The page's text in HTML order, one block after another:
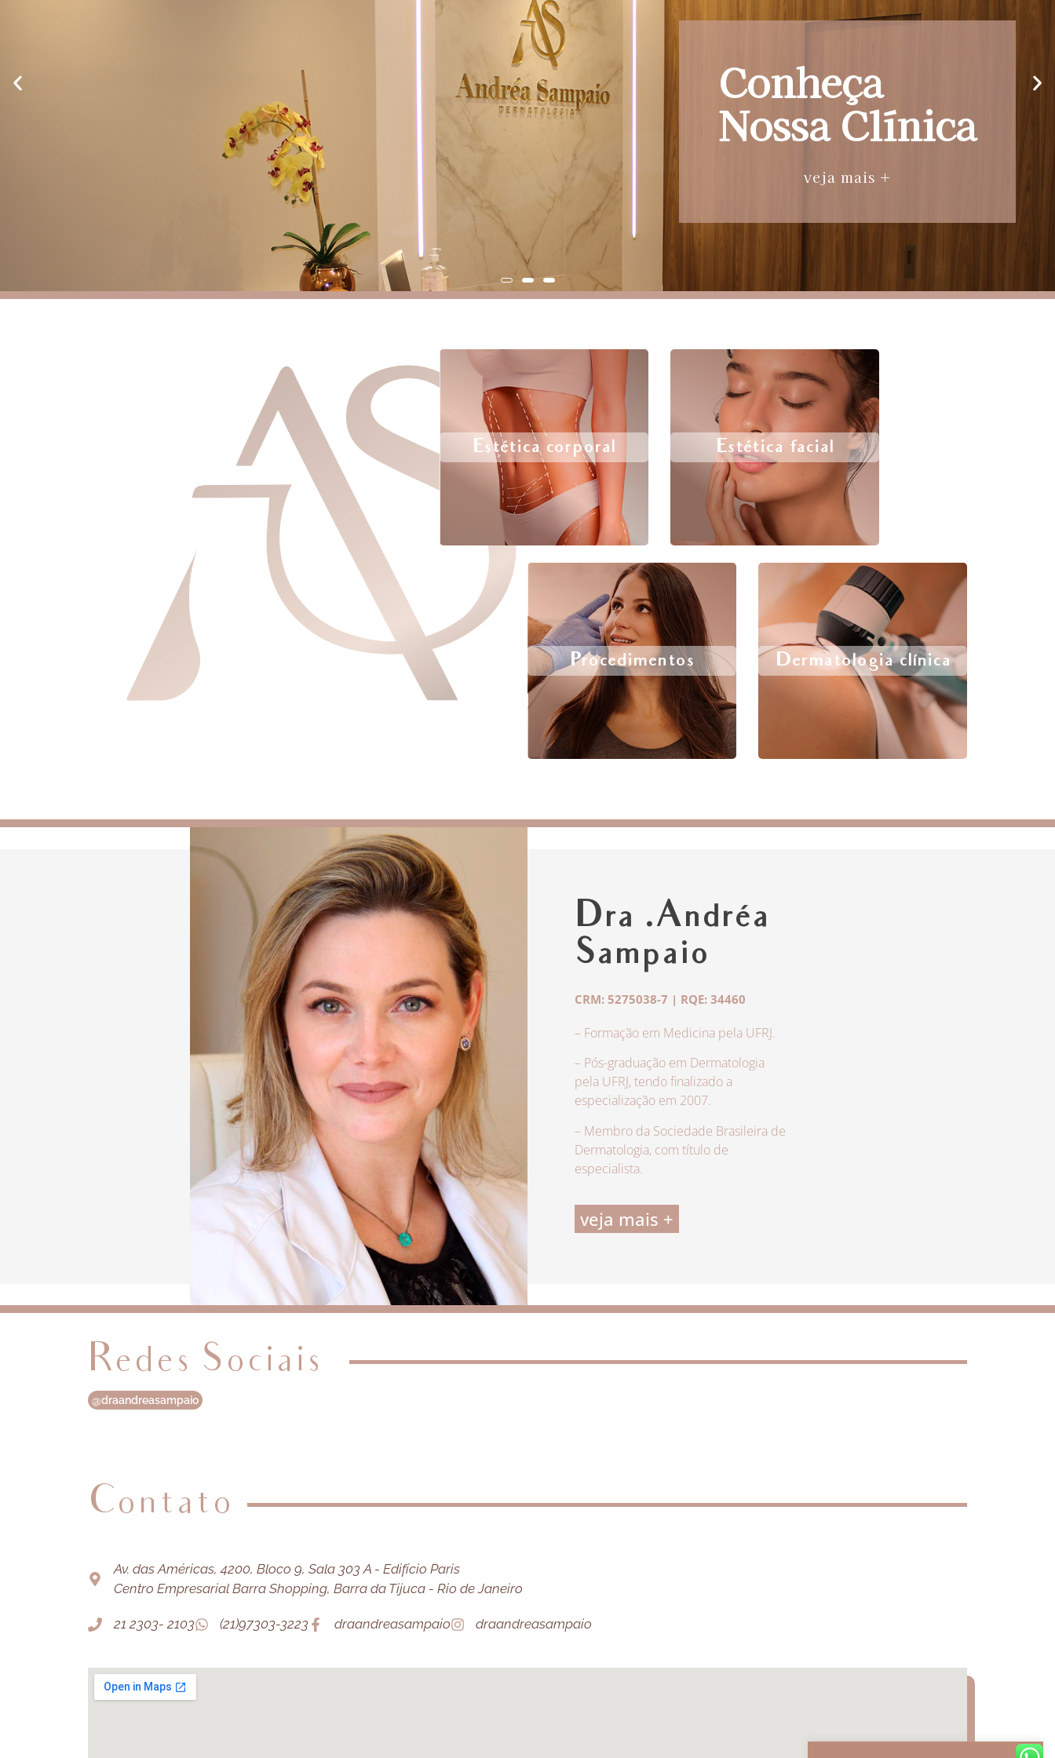
Conheça
Nossa Clínica
veja mais +
Estética corporal Estética facial
Procedimentos Dermatologia clínica
Dra .Andréa
Sampaio
CRM: 5275038-7 | RQE: 34460
– Formação em Medicina pela UFRJ.
– Pós-graduação em Dermatologia
pela UFRJ, tendo finalizado a
especialização em 2007.
– Membro da Sociedade Brasileira de
Dermatologia, com título de
especialista.
veja mais +
Redes Sociais
@draandreasampaio
Contato
Av. das Américas, 4200, Bloco 9, Sala 303 A - Edifício Paris
Centro Empresarial Barra Shopping, Barra da Tijuca - Rio de Janeiro
21 2303- 2103 (21)97303-3223 draandreasampaio draandreasampaio